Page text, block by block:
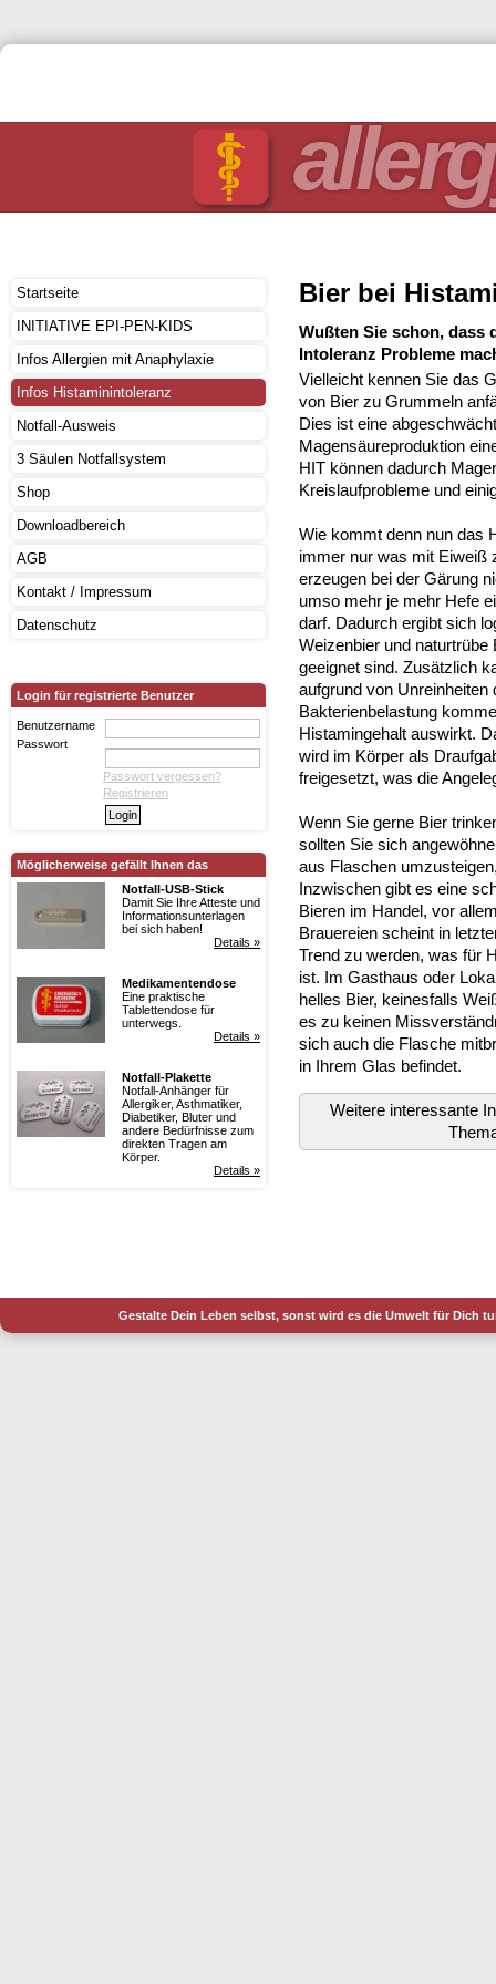
Startseite
INITIATIVE EPI-PEN-KIDS
Infos Allergien mit Anaphylaxie
Infos Histaminintoleranz
Notfall-Ausweis
3 Säulen Notfallsystem
Shop
Downloadbereich
AGB
Kontakt / Impressum
Datenschutz
Login für registrierte Benutzer
Benutzername
Passwort
Passwort vergessen?
Registrieren
Möglicherweise gefällt Ihnen das
Notfall-USB-Stick
Damit Sie Ihre Atteste und
Informationsunterlagen
bei sich haben!
Details »
Medikamentendose
Eine praktische
Tablettendose für
unterwegs.
Details »
Notfall-Plakette
Notfall-Anhänger für
Allergiker, Asthmatiker,
Diabetiker, Bluter und
andere Bedürfnisse zum
direkten Tragen am
Körper.
Details »
Bier bei
Wußten Sie schon, dass
Intoleranz Probleme
Vielleicht kennen Sie das
von Bier zu Grummeln
Dies ist eine
Magensäureproduktion
HIT können dadurch
Kreislaufprobleme und
Wie kommt denn nun das
immer nur was mit Eiweiß
erzeugen bei der Gärung
umso mehr je mehr Hefe
darf. Dadurch ergibt sich
Weizenbier und
geeignet sind. Zusätzlich
aufgrund von
Bakterienbelastung
Histamingehalt auswirkt.
wird im Körper als
freigesetzt, was die
Wenn Sie gerne Bier
sollten Sie sich
aus Flaschen
Inzwischen gibt es eine
Bieren im Handel, vor
Brauereien scheint in
Trend zu werden, was für
ist. Im Gasthaus oder
helles Bier, keinesfalls
es zu keinen
sich auch die Flasche
in Ihrem Glas befindet.
Weitere interessante
Gestalte Dein Leben selbst, sonst wird es die Umwelt für Dich